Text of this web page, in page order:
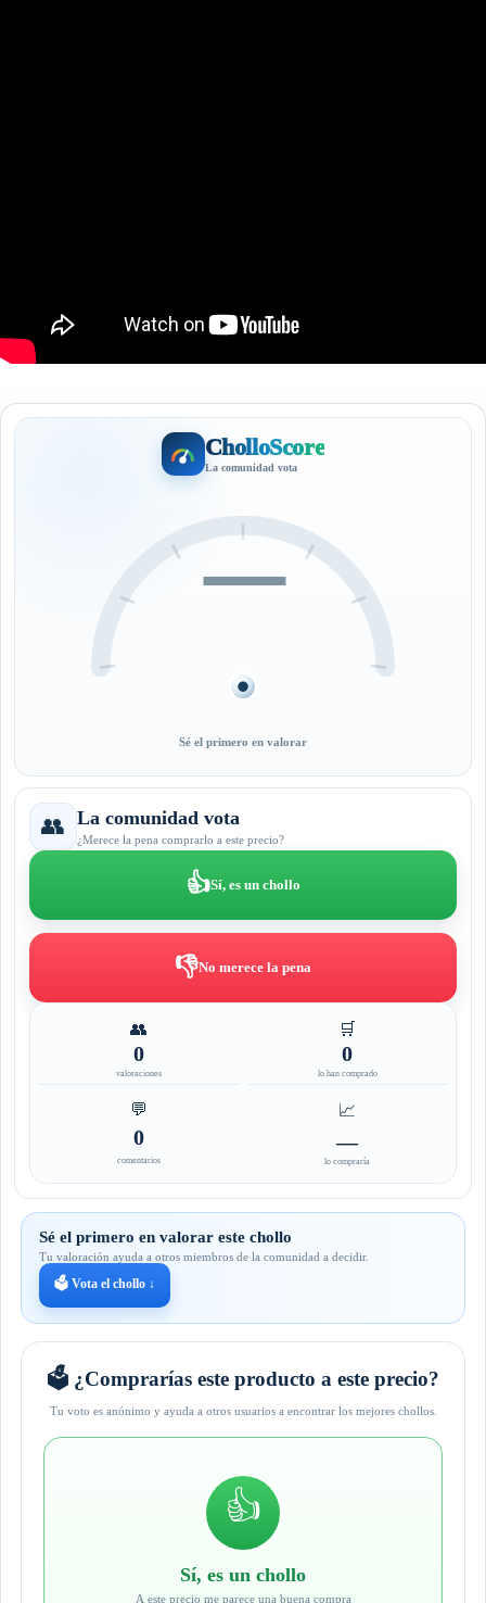
CholloScore
La comunidad vota
—
Sé el primero en valorar
👥 La comunidad vota
¿Merece la pena comprarlo a este precio?
👍Sí, es un chollo
👎No merece la pena
👥
0
valoraciones
🛒
0
lo han comprado
💬
0
comentarios
📈
—
lo compraría
Sé el primero en valorar este chollo
Tu valoración ayuda a otros miembros de la comunidad a decidir.
🗳️ Vota el chollo ↓
🗳️ ¿Comprarías este producto a este precio?
Tu voto es anónimo y ayuda a otros usuarios a encontrar los mejores chollos.
👍
Sí, es un chollo
A este precio me parece una buena compra